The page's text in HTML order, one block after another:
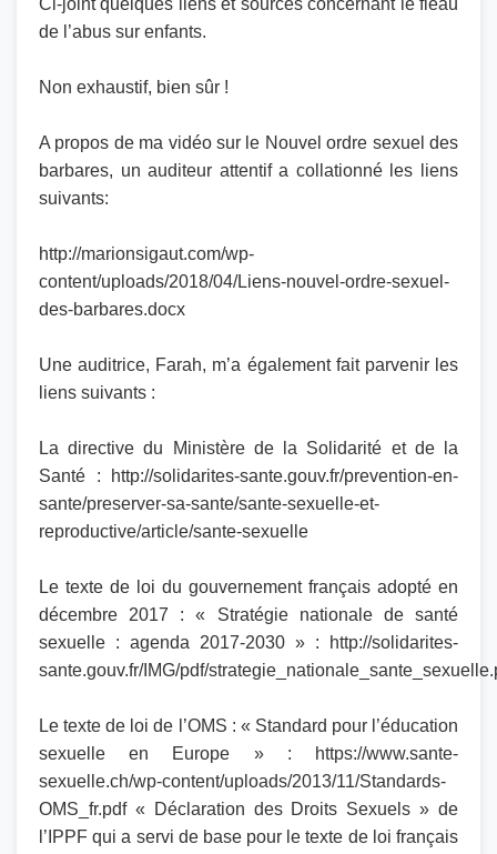
Ci-joint quelques liens et sources concernant le fléau
de l’abus sur enfants.
Non exhaustif, bien sûr !
A propos de ma vidéo sur le Nouvel ordre sexuel des
barbares, un auditeur attentif a collationné les liens
suivants:
http://marionsigaut.com/wp-
content/uploads/2018/04/Liens-nouvel-ordre-sexuel-
des-barbares.docx
Une auditrice, Farah, m’a également fait parvenir les
liens suivants :
La directive du Ministère de la Solidarité et de la
Santé : http://solidarites-sante.gouv.fr/prevention-en-
sante/preserver-sa-sante/sante-sexuelle-et-
reproductive/article/sante-sexuelle
Le texte de loi du gouvernement français adopté en
décembre 2017 : « Stratégie nationale de santé
sexuelle : agenda 2017-2030 » : http://solidarites-
sante.gouv.fr/IMG/pdf/
Le texte de loi de l’OMS : « Standard pour l’éducation
sexuelle en Europe » : https://www.sante-
sexuelle.ch/wp-content/uploads/2013/11/Standards-
OMS_fr.pdf « Déclaration des Droits Sexuels » de
l’IPPF qui a servi de base pour le texte de loi français